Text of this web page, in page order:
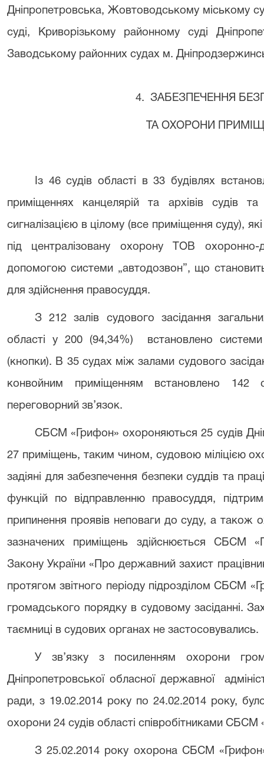
Дніпропетровська, Жовтоводському міському
суді, Криворізькому районному суді
Заводському районних судах м.
4. ЗАБЕЗПЕЧЕННЯ
ТА ОХОРОНИ
Із 46 судів області в 33 будівлях
приміщеннях канцелярій та архівів судів
сигналізацією в цілому (все приміщення суду),
під централізовану охорону ТОВ охоронно-
допомогою системи „автодозвон”, що
для здійснення правосуддя.
З 212 залів судового засідання
області у 200 (94,34%) встановлено системи
(кнопки). В 35 судах між залами судового
конвойним приміщенням встановлено 142
переговорний зв’язок.
СБСМ «Грифон» охороняються 25 судів
27 приміщень, таким чином, судовою міліцією
задіяні для забезпечення безпеки суддів та
функцій по відправленню правосуддя,
припинення проявів неповаги до суду, а також
зазначених приміщень здійснюється СБСМ
Закону України «Про державний захист
протягом звітного періоду підрозділом СБСМ
громадського порядку в судовому засіданні.
таємниці в судових органах не застосовувались.
У зв’язку з посиленням охорони
Дніпропетровської обласної державної
ради, з 19.02.2014 року по 24.02.2014 року,
охорони 24 судів області співробітниками СБСМ
З 25.02.2014 року охорона СБСМ «Грифон»